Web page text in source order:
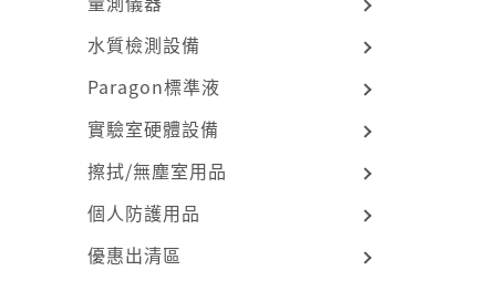
水質檢測設備
Paragon標準液
實驗室硬體設備
擦拭/無塵室用品
個人防護用品
優惠出清區